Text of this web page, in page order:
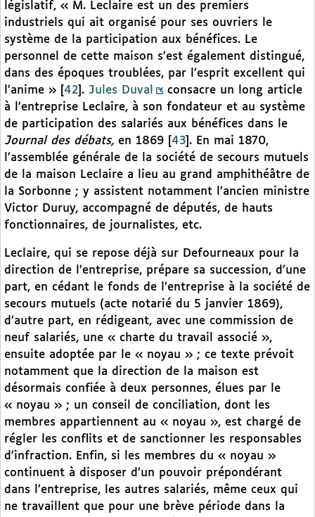
législatif, « M. Leclaire est un des premiers
industriels qui ait organisé pour ses ouvriers le
système de la participation aux bénéfices. Le
personnel de cette maison s’est également distingué,
dans des époques troublées, par l’esprit excellent qui
l’anime »
42 . Jules Duval
consacre un long article
à l’entreprise Leclaire, à son fondateur et au système
de participation des salariés aux bénéfices dans le
Journal des débats, en 1869 43 . En mai 1870,
l’assemblée générale de la société de secours mutuels
de la maison Leclaire a lieu au grand amphithéâtre de
la Sorbonne ; y assistent notamment l’ancien ministre
Victor Duruy, accompagné de députés, de hauts
fonctionnaires, de journalistes, etc.
Leclaire, qui se repose déjà sur Defourneaux pour la
direction de l’entreprise, prépare sa succession, d’une
part, en cédant le fonds de l’entreprise à la société de
secours mutuels (acte notarié du 5 janvier 1869),
d’autre part, en rédigeant, avec une commission de
neuf salariés, une « charte du travail associé »,
ensuite adoptée par le « noyau » ; ce texte prévoit
notamment que la direction de la maison est
désormais confiée à deux personnes, élues par le
« noyau » ; un conseil de conciliation, dont les
membres appartiennent au « noyau », est chargé de
régler les conflits et de sanctionner les responsables
d’infraction. Enfin, si les membres du « noyau »
continuent à disposer d’un pouvoir prépondérant
dans l’entreprise, les autres salariés, même ceux qui
ne travaillent que pour une brève période dans la